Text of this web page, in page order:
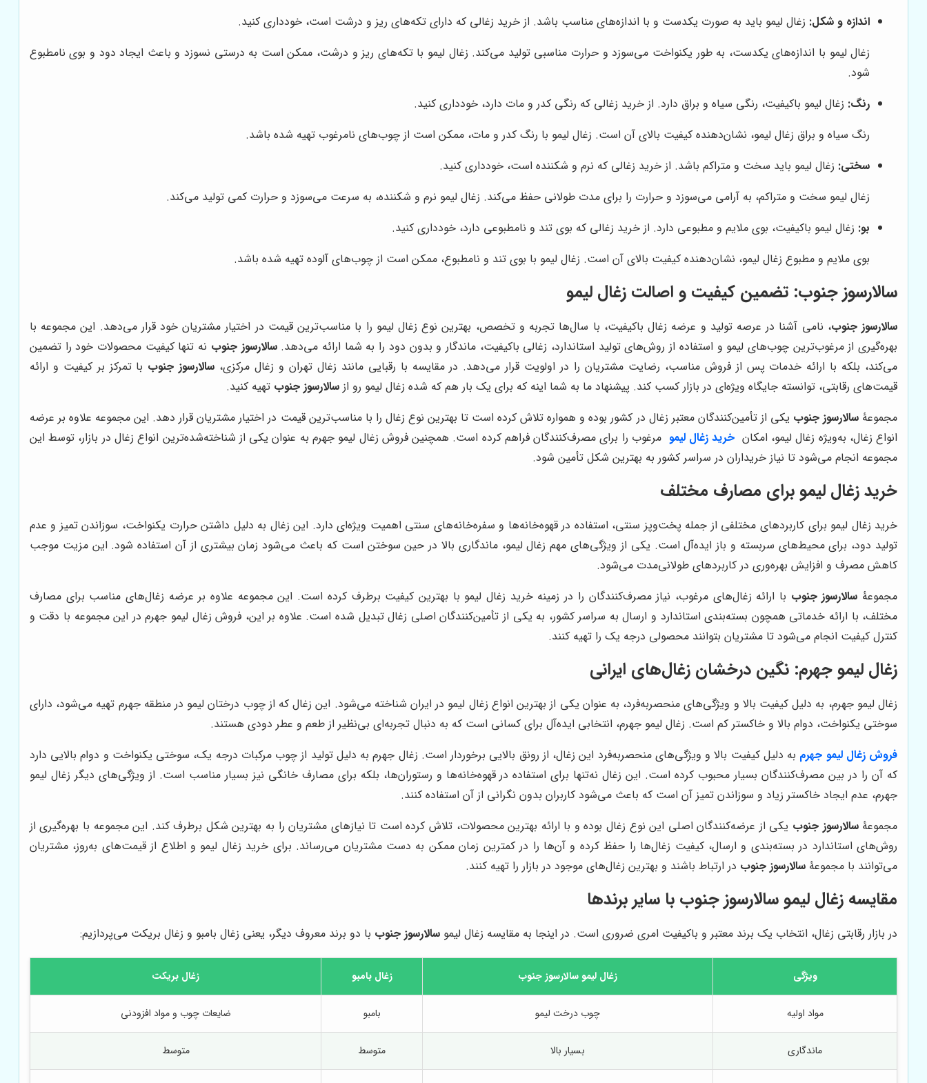
اندازه و شکل: زغال لیمو باید به صورت یکدست و با اندازه‌های مناسب باشد. از خرید زغالی که دارای تکه‌های ریز و درشت است، خودداری کنید.
زغال لیمو با اندازه‌های یکدست، به طور یکنواخت می‌سوزد و حرارت مناسبی تولید می‌کند. زغال لیمو با تکه‌های ریز و درشت، ممکن است به درستی نسوزد و باعث ایجاد دود و بوی نامطبوع
شود.
رنگ: زغال لیمو باکیفیت، رنگی سیاه و براق دارد. از خرید زغالی که رنگی کدر و مات دارد، خودداری کنید.
رنگ سیاه و براق زغال لیمو، نشان‌دهنده کیفیت بالای آن است. زغال لیمو با رنگ کدر و مات، ممکن است از چوب‌های نامرغوب تهیه شده باشد.
سختی: زغال لیمو باید سخت و متراکم باشد. از خرید زغالی که نرم و شکننده است، خودداری کنید.
زغال لیمو سخت و متراکم، به آرامی می‌سوزد و حرارت را برای مدت طولانی حفظ می‌کند. زغال لیمو نرم و شکننده، به سرعت می‌سوزد و حرارت کمی تولید می‌کند.
بو: زغال لیمو باکیفیت، بوی ملایم و مطبوعی دارد. از خرید زغالی که بوی تند و نامطبوعی دارد، خودداری کنید.
بوی ملایم و مطبوع زغال لیمو، نشان‌دهنده کیفیت بالای آن است. زغال لیمو با بوی تند و نامطبوع، ممکن است از چوب‌های آلوده تهیه شده باشد.
سالارسوز جنوب: تضمین کیفیت و اصالت زغال لیمو
سالارسوز جنوب، نامی آشنا در عرصه تولید و عرضه زغال باکیفیت، با سال‌ها تجربه و تخصص، بهترین نوع زغال لیمو را با مناسب‌ترین قیمت در اختیار مشتریان خود قرار می‌دهد. این مجموعه با
بهره‌گیری از مرغوب‌ترین چوب‌های لیمو و استفاده از روش‌های تولید استاندارد، زغالی باکیفیت، ماندگار و بدون دود را به شما ارائه می‌دهد.سالارسوز جنوب نه تنها کیفیت محصولات خود را تضمین
می‌کند، بلکه با ارائه خدمات پس از فروش مناسب، رضایت مشتریان را در اولویت قرار می‌دهد. در مقایسه با رقبایی مانند زغال تهران و زغال مرکزی، سالارسوز جنوب با تمرکز بر کیفیت و ارائه
قیمت‌های رقابتی، توانسته جایگاه ویژه‌ای در بازار کسب کند. پیشنهاد ما به شما اینه که برای یک بار هم که شده زغال لیمو رو از سالارسوز جنوب تهیه کنید.
مجموعۀ سالارسوز جنوب یکی از تأمین‌کنندگان معتبر زغال در کشور بوده و همواره تلاش کرده است تا بهترین نوع زغال را با مناسب‌ترین قیمت در اختیار مشتریان قرار دهد. این مجموعه علاوه بر عرضه
انواع زغال، به‌ویژه زغال لیمو، امکان خرید زغال لیمو مرغوب را برای مصرف‌کنندگان فراهم کرده است. همچنین فروش زغال لیمو جهرم به عنوان یکی از شناخته‌شده‌ترین انواع زغال در بازار، توسط این
مجموعه انجام می‌شود تا نیاز خریداران در سراسر کشور به بهترین شکل تأمین شود.
خرید زغال لیمو برای مصارف مختلف
خرید زغال لیمو برای کاربردهای مختلفی از جمله پخت‌وپز سنتی، استفاده در قهوه‌خانه‌ها و سفره‌خانه‌های سنتی اهمیت ویژه‌ای دارد. این زغال به دلیل داشتن حرارت یکنواخت، سوزاندن تمیز و عدم
تولید دود، برای محیط‌های سربسته و باز ایده‌آل است. یکی از ویژگی‌های مهم زغال لیمو، ماندگاری بالا در حین سوختن است که باعث می‌شود زمان بیشتری از آن استفاده شود. این مزیت موجب
کاهش مصرف و افزایش بهره‌وری در کاربردهای طولانی‌مدت می‌شود.
مجموعۀ سالارسوز جنوب با ارائه زغال‌های مرغوب، نیاز مصرف‌کنندگان را در زمینه خرید زغال لیمو با بهترین کیفیت برطرف کرده است. این مجموعه علاوه بر عرضه زغال‌های مناسب برای مصارف
مختلف، با ارائه خدماتی همچون بسته‌بندی استاندارد و ارسال به سراسر کشور، به یکی از تأمین‌کنندگان اصلی زغال تبدیل شده است. علاوه بر این، فروش زغال لیمو جهرم در این مجموعه با دقت و
کنترل کیفیت انجام می‌شود تا مشتریان بتوانند محصولی درجه یک را تهیه کنند.
زغال لیمو جهرم: نگین درخشان زغال‌های ایرانی
زغال لیمو جهرم، به دلیل کیفیت بالا و ویژگی‌های منحصربه‌فرد، به عنوان یکی از بهترین انواع زغال لیمو در ایران شناخته می‌شود. این زغال که از چوب درختان لیمو در منطقه جهرم تهیه می‌شود، دارای
سوختی یکنواخت، دوام بالا و خاکستر کم است. زغال لیمو جهرم، انتخابی ایده‌آل برای کسانی است که به دنبال تجربه‌ای بی‌نظیر از طعم و عطر دودی هستند.
فروش زغال لیمو جهرم به دلیل کیفیت بالا و ویژگی‌های منحصربه‌فرد این زغال، از رونق بالایی برخوردار است. زغال جهرم به دلیل تولید از چوب مرکبات درجه یک، سوختی یکنواخت و دوام بالایی دارد
که آن را در بین مصرف‌کنندگان بسیار محبوب کرده است. این زغال نه‌تنها برای استفاده در قهوه‌خانه‌ها و رستوران‌ها، بلکه برای مصارف خانگی نیز بسیار مناسب است. از ویژگی‌های دیگر زغال لیمو
جهرم، عدم ایجاد خاکستر زیاد و سوزاندن تمیز آن است که باعث می‌شود کاربران بدون نگرانی از آن استفاده کنند.
مجموعۀسالارسوز جنوب یکی از عرضه‌کنندگان اصلی این نوع زغال بوده و با ارائه بهترین محصولات، تلاش کرده است تا نیازهای مشتریان را به بهترین شکل برطرف کند. این مجموعه با بهره‌گیری از
روش‌های استاندارد در بسته‌بندی و ارسال، کیفیت زغال‌ها را حفظ کرده و آن‌ها را در کمترین زمان ممکن به دست مشتریان می‌رساند. برای خرید زغال لیمو و اطلاع از قیمت‌های به‌روز، مشتریان
می‌توانند با مجموعۀ سالارسوز جنوب در ارتباط باشند و بهترین زغال‌های موجود در بازار را تهیه کنند.
مقایسه زغال لیمو سالارسوز جنوب با سایر برندها
در بازار رقابتی زغال، انتخاب یک برند معتبر و باکیفیت امری ضروری است. در اینجا به مقایسه زغال لیمو سالارسوز جنوب با دو برند معروف دیگر، یعنی زغال بامبو و زغال بریکت می‌پردازیم:
ویژگی زغال لیموسالارسوز جنوب زغال بامبو زغال بریکت
مواد اولیه چوب درخت لیمو بامبو ضایعات چوب و مواد افزودنی
ماندگاری بسیار بالا متوسط متوسط